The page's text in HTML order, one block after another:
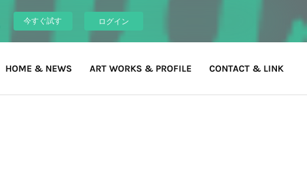
今すぐ試す ログイン
HOME & NEWS ART WORKS & PROFILE CONTACT & LINK